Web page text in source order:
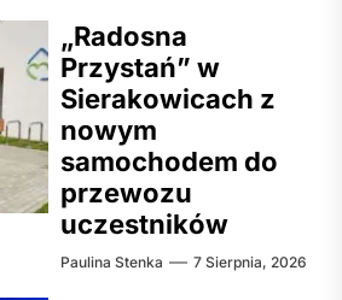
„Radosna
Przystań” w
Sierakowicach z
nowym
samochodem do
przewozu
uczestników
Paulina Stenka 7 Sierpnia, 2026